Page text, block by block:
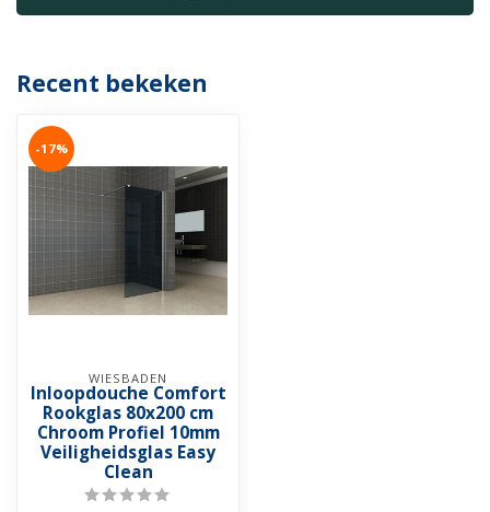
Recent bekeken
-17%
WIESBADEN
Inloopdouche Comfort
Rookglas 80x200 cm
Chroom Profiel 10mm
Veiligheidsglas Easy
Clean